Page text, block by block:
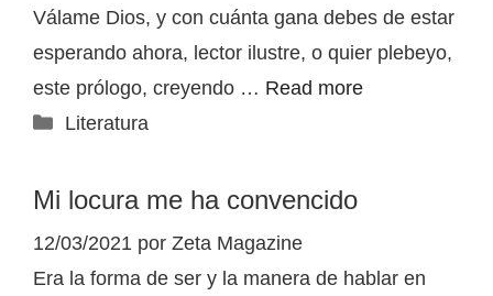
Válame Dios, y con cuánta gana debes de estar
esperando ahora, lector ilustre, o quier plebeyo,
este prólogo, creyendo … Read more
Categorías
Literatura
Mi locura me ha convencido
12/03/2021 por Zeta Magazine
Era la forma de ser y la manera de hablar en